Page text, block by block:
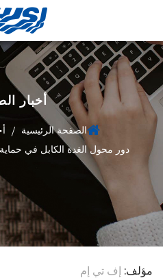
أخبار
الصفحة الرئيسية /
دور محول الغدة الكابل في
مؤلف: إف تي إم